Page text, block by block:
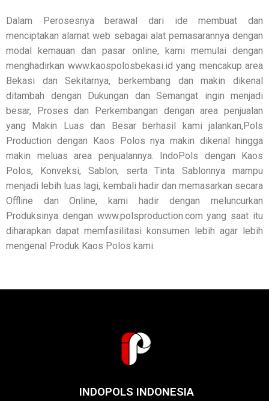
Dalam Perosesnya berawal dari ide membuat dan
menciptakan alamat web sebagai alat pemasarannya dengan
modal kemauan dan pasar online, kami memulai dengan
menghadirkan www.kaospolosbekasi.id yang mencakup area
Bekasi dan Sekitarnya, berkembang dan makin dikenal
ditambah dengan Dukungan dan Semangat ingin menjadi
besar, Proses dan Perkembangan dengan area penjualan
yang Makin Luas dan Besar berhasil kami jalankan,Pols
Production dengan Kaos Polos nya makin dikenal hingga
makin meluas area penjualannya. IndoPols dengan Kaos
Polos, Konveksi, Sablon, serta Tinta Sablonnya mampu
menjadi lebih luas lagi, kembali hadir dan memasarkan secara
Offline dan Online, kami hadir dengan meluncurkan
Produksinya dengan www.polsproduction.com yang saat itu
diharapkan dapat memfasilitasi konsumen lebih agar lebih
mengenal Produk Kaos Polos kami.
INDOPOLS INDONESIA